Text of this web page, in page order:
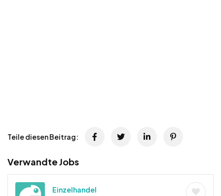
Teile diesen Beitrag:
Verwandte Jobs
Einzelhandel